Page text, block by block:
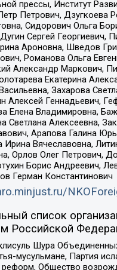
прессы, Институт
Петрович, Дзугкоева
Сидорович Ольга
Сергей Георгиевич,
Ароновна, Шведов
Романова Ольга
Александр Маркович,
Екатерина
Захарова
Геннадьевич,
Елена Владимировна,
Светлана Алексеевна,
Арапова Галина
Ирина Вячеславовна,
Орлов Олег Петрович,
Борис Андреевич,
Герман Константинович
список
Российской
Шура
мусульмане, Партия
Общество